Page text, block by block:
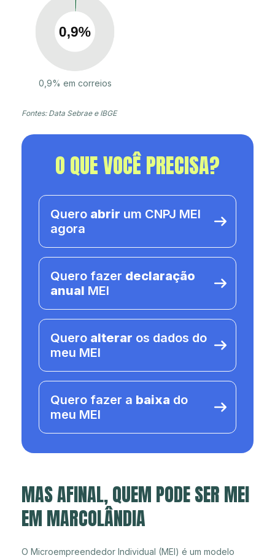
0,9% em correios
Fontes: Data Sebrae e IBGE
O QUE VOCÊ PRECISA?
Quero abrir um CNPJ MEI
agora
Quero fazer declaração
anual MEI
Quero alterar os dados do
meu MEI
Quero fazer a baixa do
meu MEI
MAS AFINAL, QUEM PODE SER MEI
EM MARCOLÂNDIA
O Microempreendedor Individual (MEI) é um modelo